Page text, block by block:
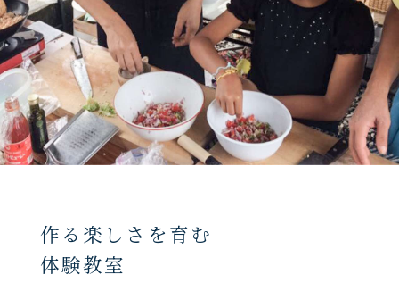
作る楽しさを育む
体験教室